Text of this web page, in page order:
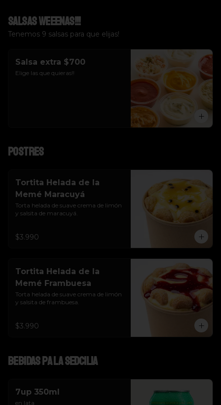
Salsas weeenas!!!
Tenemos 9 salsas para que elijas!
Salsa extra $700
Elige las que quieras!!
Postres
Tortita Helada de la
Memé Maracuyá
Torta helada de suave crema de limón
y salsita de maracuyá.
$3.990
Tortita Helada de la
Memé Frambuesa
Torta helada de suave crema de limón
y salsita de frambuesa.
$3.990
Bebidas pa la SEDcilia
7up 350ml
en lata